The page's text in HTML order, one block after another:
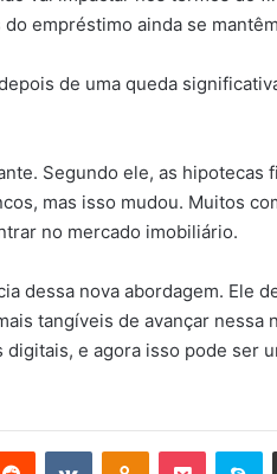
empréstimo ainda se
de uma queda
Segundo ele, as hipotecas
mas isso mudou. Muitos
no mercado imobiliário.
dessa nova abordagem. Ele
tangíveis de avançar nessa
e agora isso pode ser
Reddit VK OK Pocket